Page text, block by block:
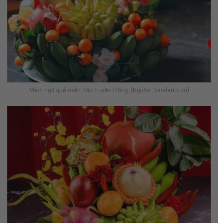
Mâm ngũ quả miền Bắc truyền thống. (Nguồn: Baodautu.vn)